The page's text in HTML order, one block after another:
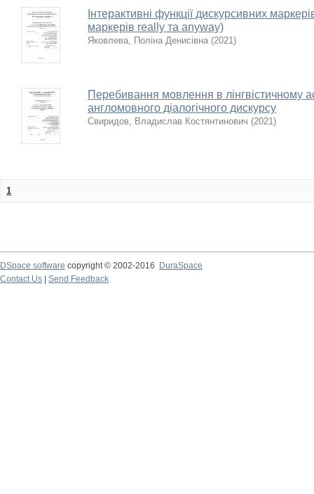
Інтерактивні функції дискурсивних
маркерів really та anyway)
Яковлева, Поліна Денисівна (2021)
Перебивання мовлення в лінгвістичному
англомовного діалогічного дискурсу
Свиридов, Владислав Костянтинович (2021)
1
DSpace software copyright © 2002-2016
DuraSpace
Contact Us
Send Feedback